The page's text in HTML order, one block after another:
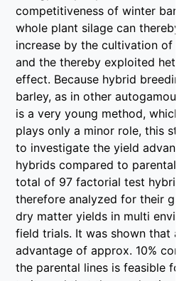
competitiveness of winter
whole plant silage can thereby
increase by the cultivation of
and the thereby exploited
effect. Because hybrid
barley, as in other
is a very young method,
plays only a minor role, this
to investigate the yield
hybrids compared to parental
total of 97 factorial test
therefore analyzed for their
dry matter yields in multi
field trials. It was shown that a
advantage of approx. 10%
the parental lines is feasible